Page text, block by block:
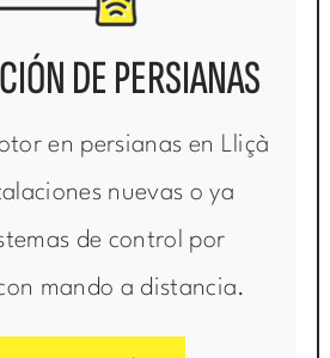
DE PERSIANAS
en persianas en Lliçà
nuevas o ya
de control por
mando a distancia.